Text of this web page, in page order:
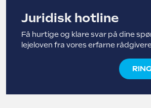
Juridisk hotline
Få hurtige og klare svar på dine
lejeloven fra vores erfarne